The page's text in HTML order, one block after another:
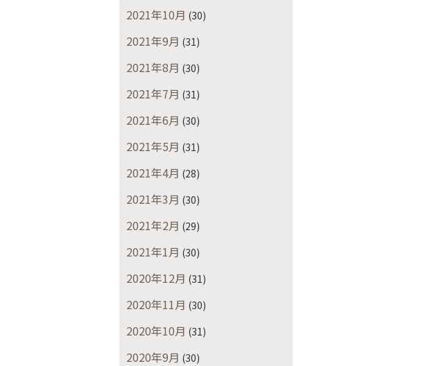
2021年10月 (30)
2021年9月 (31)
2021年8月 (30)
2021年7月 (31)
2021年6月 (30)
2021年5月 (31)
2021年4月 (28)
2021年3月 (30)
2021年2月 (29)
2021年1月 (30)
2020年12月 (31)
2020年11月 (30)
2020年10月 (31)
2020年9月 (30)